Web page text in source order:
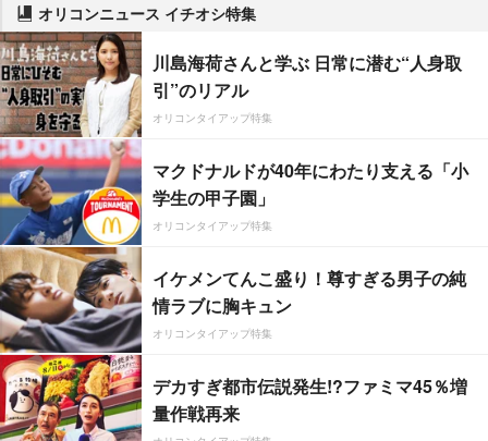
オリコンニュース イチオシ特集
川島海荷さんと学ぶ 日常に潜む“人身取
引”のリアル
オリコンタイアップ特集
マクドナルドが40年にわたり支える「小
学生の甲子園」
オリコンタイアップ特集
イケメンてんこ盛り！尊すぎる男子の純
情ラブに胸キュン
オリコンタイアップ特集
デカすぎ都市伝説発生!?ファミマ45％増
量作戦再来